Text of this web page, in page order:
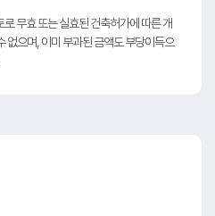
무효 또는 실효된 건축허가에 따른 개
없으며, 이미 부과된 금액도 부당이득으